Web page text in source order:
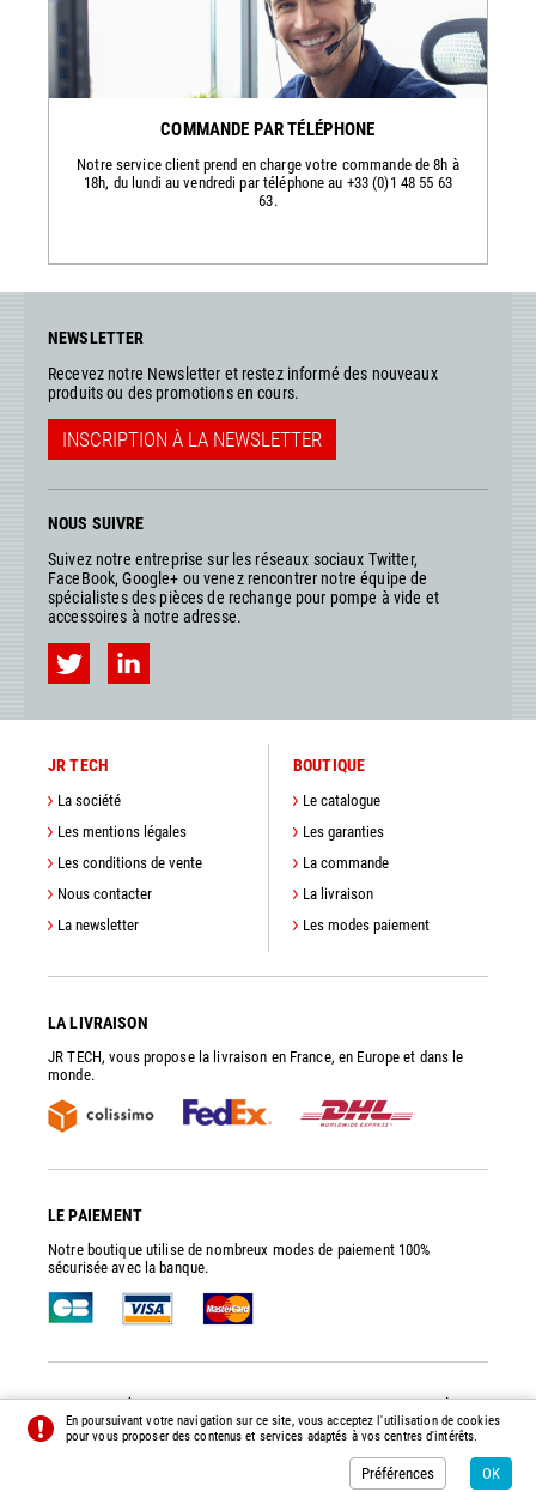
COMMANDE PAR TÉLÉPHONE
Notre service client prend en charge votre commande de 8h à
18h, du lundi au vendredi par téléphone au +33 (0)1 48 55 63
63.
NEWSLETTER
Recevez notre Newsletter et restez informé des nouveaux
produits ou des promotions en cours.
INSCRIPTION À LA NEWSLETTER
NOUS SUIVRE
Suivez notre entreprise sur les réseaux sociaux Twitter,
FaceBook, Google+ ou venez rencontrer notre équipe de
spécialistes des pièces de rechange pour pompe à vide et
accessoires à notre adresse.
JR TECH
La société
Les mentions légales
Les conditions de vente
Nous contacter
La newsletter
BOUTIQUE
Le catalogue
Les garanties
La commande
La livraison
Les modes paiement
LA LIVRAISON
JR TECH, vous propose la livraison en France, en Europe et dans le
monde.
LE PAIEMENT
Notre boutique utilise de nombreux modes de paiement 100%
sécurisée avec la banque.
© 2014 - 2026 - TOUS DROITS RÉSERVÉS -PRÉFÉRENCES-CRÉDITS
En poursuivant votre navigation sur ce site, vous acceptez l'utilisation de cookies
pour vous proposer des contenus et services adaptés à vos centres d'intérêts.
Préférences OK